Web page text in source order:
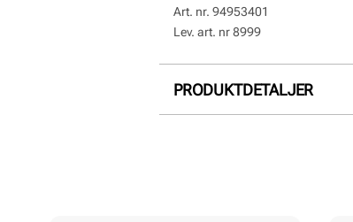
Art. nr. 94953401
Lev. art. nr8999
PRODUKTDETALJER